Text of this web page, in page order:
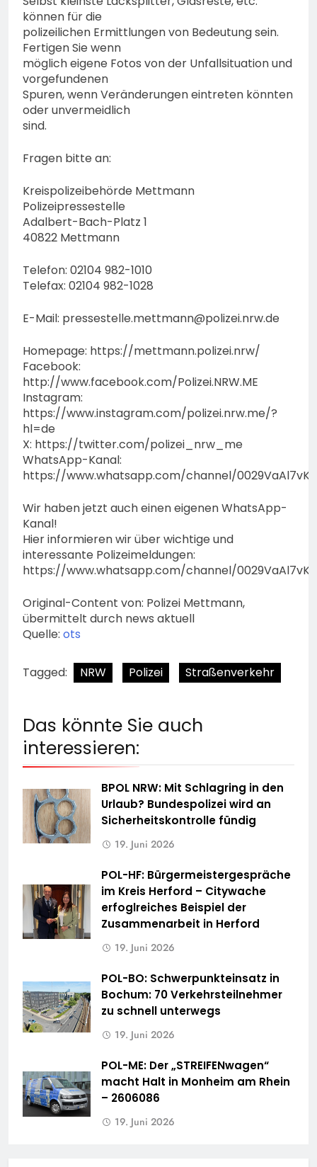
können für die
polizeilichen Ermittlungen von Bedeutung sein.
Fertigen Sie wenn
möglich eigene Fotos von der Unfallsituation und
vorgefundenen
Spuren, wenn Veränderungen eintreten könnten
oder unvermeidlich
sind.
Fragen bitte an:
Kreispolizeibehörde Mettmann
Polizeipressestelle
Adalbert-Bach-Platz 1
40822 Mettmann
Telefon: 02104 982-1010
Telefax: 02104 982-1028
E-Mail: pressestelle.mettmann@polizei.nrw.de
Homepage: https://mettmann.polizei.nrw/
Facebook:
http://www.facebook.com/Polizei.NRW.ME
Instagram:
https://www.instagram.com/polizei.nrw.me/?
hl=de
X: https://twitter.com/polizei_nrw_me
WhatsApp-Kanal:
https://www.whatsapp.com/channel/
Wir haben jetzt auch einen eigenen WhatsApp-
Kanal!
Hier informieren wir über wichtige und
interessante Polizeimeldungen:
https://www.whatsapp.com/channel/
Original-Content von: Polizei Mettmann,
übermittelt durch news aktuell
Quelle: ots
Tagged: NRW Polizei Straßenverkehr
Das könnte Sie auch
interessieren:
BPOL NRW: Mit Schlagring in den
Urlaub? Bundespolizei wird an
Sicherheitskontrolle fündig
19. Juni 2026
POL-HF: Bürgermeistergespräche
im Kreis Herford – Citywache
erfoglreiches Beispiel der
Zusammenarbeit in Herford
19. Juni 2026
POL-BO: Schwerpunkteinsatz in
Bochum: 70 Verkehrsteilnehmer
zu schnell unterwegs
19. Juni 2026
POL-ME: Der „STREIFENwagen“
macht Halt in Monheim am Rhein
– 2606086
19. Juni 2026